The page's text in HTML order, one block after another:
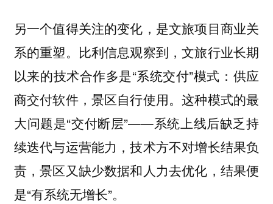
另一个值得关注的变化，是文旅项目商业关
系的重塑。比利信息观察到，文旅行业长期
以来的技术合作多是“系统交付”模式：供应
商交付软件，景区自行使用。这种模式的最
大问题是“交付断层”——系统上线后缺乏持
续迭代与运营能力，技术方不对增长结果负
责，景区又缺少数据和人力去优化，结果便
是“有系统无增长”。